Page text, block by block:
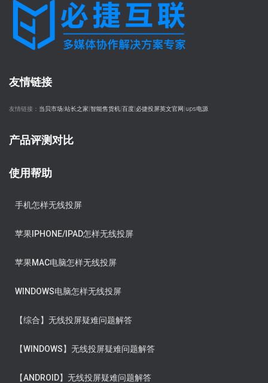
友情链接
友情链接： 当贝市场 站长之家 智能售货机 百度 必捷投屏英文官网 ups电源
产品评测对比
使用帮助
手机怎样无线投屏
苹果IPHONE/IPAD怎样无线投屏
苹果MAC电脑怎样无线投屏
WINDOWS电脑怎样无线投屏
【综合】无线投屏疑难问题解答
【WINDOWS】无线投屏疑难问题解答
【ANDROID】无线投屏疑难问题解答